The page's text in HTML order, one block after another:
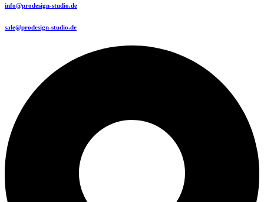
info@prodesign-studio.de
sale@prodesign-studio.de